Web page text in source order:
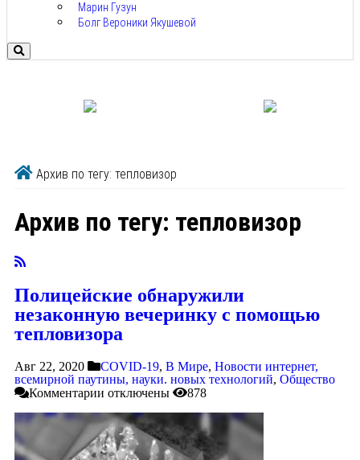
Марин Гузун
Болг Вероники Якушевой
Архив по тегу: тепловизор
Архив по тегу: тепловизор
Полицейские обнаружили
незаконную вечеринку с помощью
тепловизора
Авг 22, 2020 COVID-19, В Мире, Новости интернет,
всемирной паутины, науки. новых технологий, Общество
Комментарии отключены 878